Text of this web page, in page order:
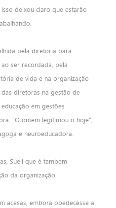
deixou claro que estarão
pela diretoria para
ser recordada, pela
de vida e na organização
diretoras na gestão de
em gestões
“O ontem legitimou o hoje”,
e neuroeducadora.
Sueli que é também
da organização.
acesas, embora obedecesse a